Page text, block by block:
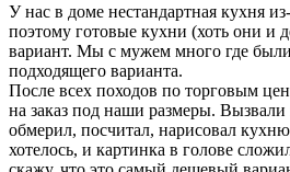
У нас в доме нестандартная кухня
поэтому готовые кухни (хоть они и
вариант. Мы с мужем много где
подходящего варианта.
После всех походов по торговым
на заказ под наши размеры.
обмерил, посчитал, нарисовал
хотелось, и картинка в голове